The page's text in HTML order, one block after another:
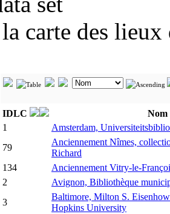
carte des
IDLC
Nom
1
Amsterdam,
79
Anciennement Nîmes,
Richard
134
Anciennement Vitry-le-
2
Avignon, Bibliothèque
3
Baltimore, Milton S.
Hopkins University